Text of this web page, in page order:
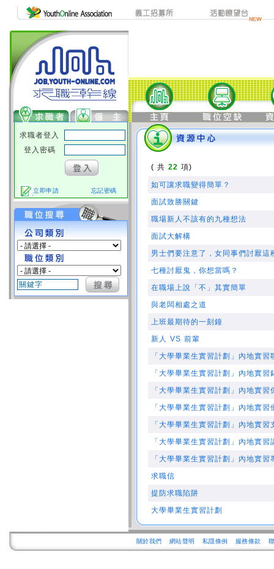
求職者登入
登入密碼
立即申請 忘記密碼
( 共 22 項)
如可讓求職變得簡單？
面試致勝關鍵
職場新人不該有的九種想法
面試大解構
男士們要注意了，女同事們討厭這
七種討厭鬼，你想當嗎？
在職場上說「不」其實簡單
與老闆相處之道
上班最期待的一刻鐘
新人 VS 前輩
「大學畢業生實習計劃」內地實習
「大學畢業生實習計劃」內地實習
「大學畢業生實習計劃」內地實習
「大學畢業生實習計劃」內地實習
「大學畢業生實習計劃」內地實習
「大學畢業生實習計劃」內地實習
「大學畢業生實習計劃」內地實習
求職信
提防求職陷阱
大學畢業生實習計劃
關於我們 網站聲明 私隱條例 服務條款